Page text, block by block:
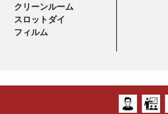
クリーンルーム
スロットダイ
フィルム